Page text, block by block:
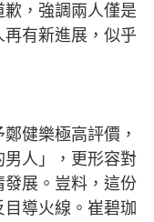
，強調兩人僅是
有新進展，似乎
健樂極高評價，
人」，更形容對
展。豈料，這份
目導火線。崔碧珈